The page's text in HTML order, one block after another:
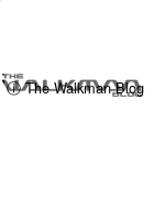
ⓘ The Walkman Blog